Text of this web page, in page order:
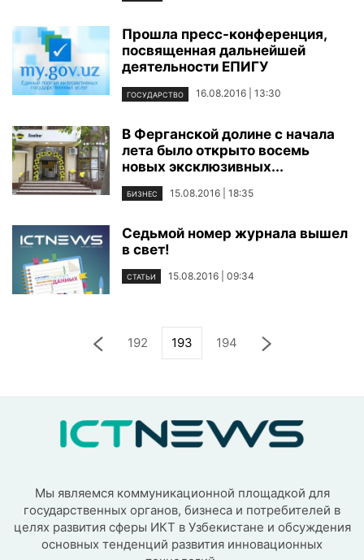
Прошла пресс-конференция,
посвященная дальнейшей
деятельности ЕПИГУ
ГОСУДАРСТВО 16.08.2016 | 13:30
В Ферганской долине с начала
лета было открыто восемь
новых эксклюзивных...
БИЗНЕС 15.08.2016 | 18:35
Седьмой номер журнала вышел
в свет!
СТАТЬИ 15.08.2016 | 09:34
192 193 194
Мы являемся коммуникационной площадкой для
государственных органов, бизнеса и потребителей в
целях развития сферы ИКТ в Узбекистане и обсуждения
основных тенденций развития инновационных